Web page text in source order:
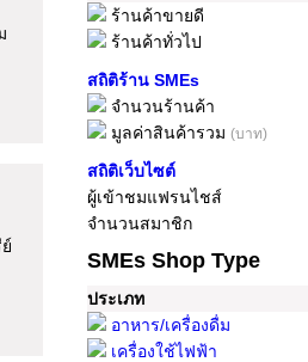
ร้านค้าขายดี
ร้านค้าทั่วไป
สถิติร้าน SMEs
จำนวนร้านค้า
มูลค่าสินค้ารวม (บาท)
สถิติเว็บไซต์
ผู้เข้าชมแฟรนไชส์
จำนวนสมาชิก
SMEs Shop Type
ประเภท
อาหาร/เครื่องดื่ม
เครื่องใช้ไฟฟ้า